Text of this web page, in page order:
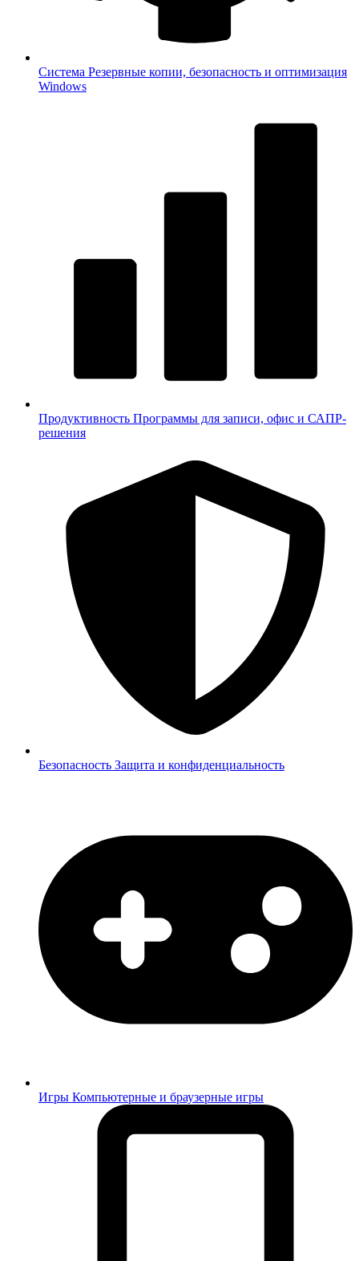
Система Резервные копии, безопасность и оптимизация
Windows
Продуктивность Программы для записи, офис и САПР-
решения
Безопасность Защита и конфиденциальность
Игры Компьютерные и браузерные игры